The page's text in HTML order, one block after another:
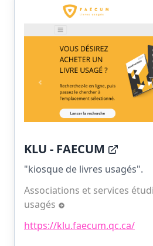
KLU - FAECUM
"kiosque de livres usagés".
Associations et services
usagés
https://klu.faecum.qc.ca/